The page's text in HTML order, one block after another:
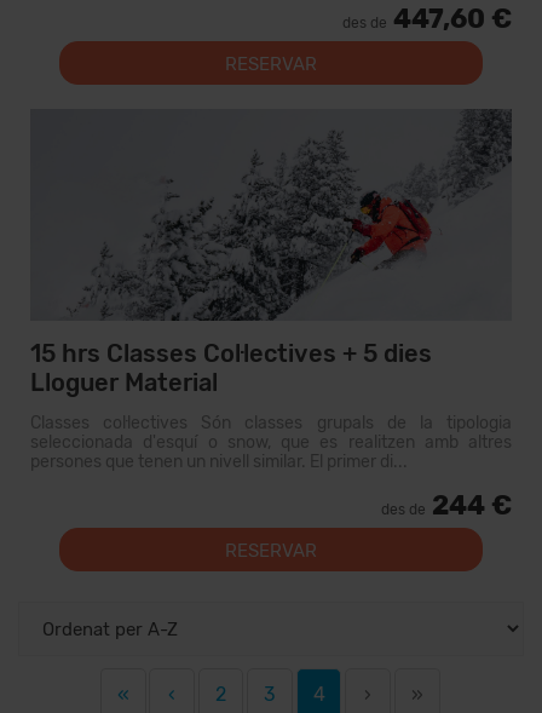
des de 447,60 €
RESERVAR
15 hrs Classes Col·lectives + 5 dies
Lloguer Material
Classes col·lectives Són classes grupals de la tipologia
seleccionada d'esquí o snow, que es realitzen amb altres
persones que tenen un nivell similar. El primer di...
des de 244 €
RESERVAR
« ‹ 2 3 4 › »